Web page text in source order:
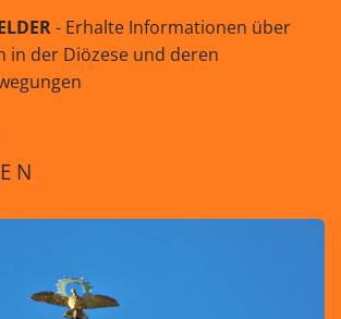
- Erhalte Informationen über
in der Diözese und deren